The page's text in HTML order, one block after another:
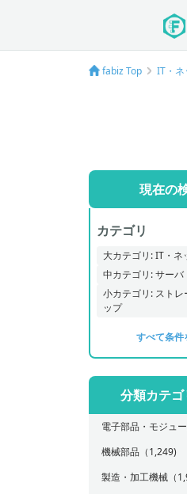
fabiz Top IT・ネ
現在の
カテゴリ
大カテゴリ: IT・ネ
中カテゴリ: サーバ
小カテゴリ: スト
ップ
すべて条件
分類カテ
電子部品・モジュ
機械部品 （1,249)
製造・加工機械 （